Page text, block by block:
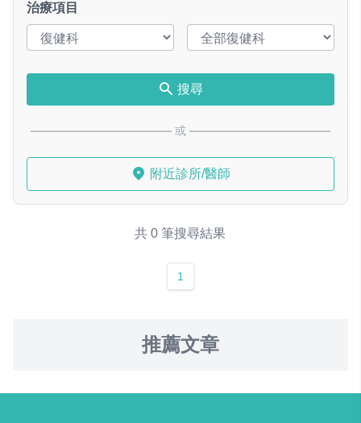
治療項目
搜尋
或
附近診所/醫師
共 0 筆搜尋結果
1
推薦文章